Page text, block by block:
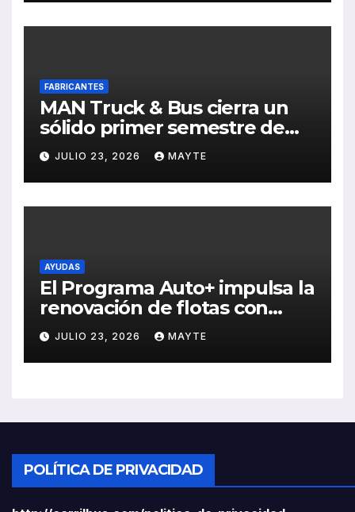
FABRICANTES
MAN Truck & Bus cierra un
sólido primer semestre de
2026 con crecimiento en
ventas, pedidos y
rentabilidad
JULIO 23, 2026 MAYTE
AYUDAS
El Programa Auto+ impulsa la
renovación de flotas con
ayudas a vehículos eléctricos
ligeros
JULIO 23, 2026 MAYTE
POLÍTICA DE PRIVACIDAD